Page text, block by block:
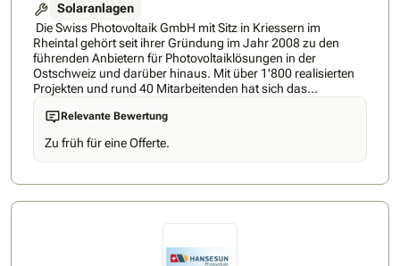
Solaranlagen
Die Swiss Photovoltaik GmbH mit Sitz in Kriessern im
Rheintal gehört seit ihrer Gründung im Jahr 2008 zu den
führenden Anbietern für Photovoltaiklösungen in der
Ostschweiz und darüber hinaus. Mit über 1'800 realisierten
Projekten und rund 40 Mitarbeitenden hat sich das
Unternehmen als feste Grösse in der Schweizer
Energiebranche etabliert. Als Generalunternehmer für
schlüsselfertige Photovoltaikanlagen schafft das
Unternehmen einen sorglosen Zugang zu erneuerbaren
Energien für seine Kunden. Langjährige Erfahrung und
wirtschaftliche Energielösungen setzen.
Relevante Bewertung
Zu früh für eine Offerte.